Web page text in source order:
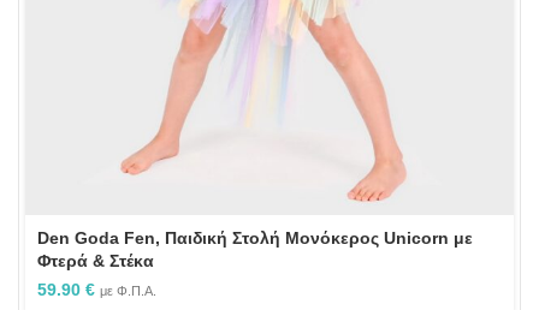
Den Goda Fen, Παιδική Στολή Μονόκερος Unicorn με
Φτερά & Στέκα
59.90 € με Φ.Π.Α.